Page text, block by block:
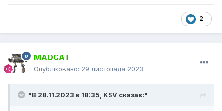
2
MADCAT
Опубліковано: 29 листопада 2023
"В 28.11.2023 в 18:35, KSV сказав:"